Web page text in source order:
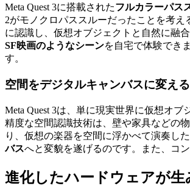
Meta Quest 3に搭載されたフルカラーパス
2がモノクロパススルーだったことを考
に認識し、仮想オブジェクトと自然に融
SF映画のようなシーンを自宅で体験でき
す。
空間をデジタルキャンバスに変え
Meta Quest 3は、単に現実世界に仮想オ
精度な空間認識技術は、壁や家具などの
り、仮想の楽器を空間に浮かべて演奏した
バスへと変貌を遂げるのです。また、コ
進化したハードウェアが